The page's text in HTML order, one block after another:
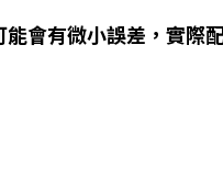
會有微小誤差，實際